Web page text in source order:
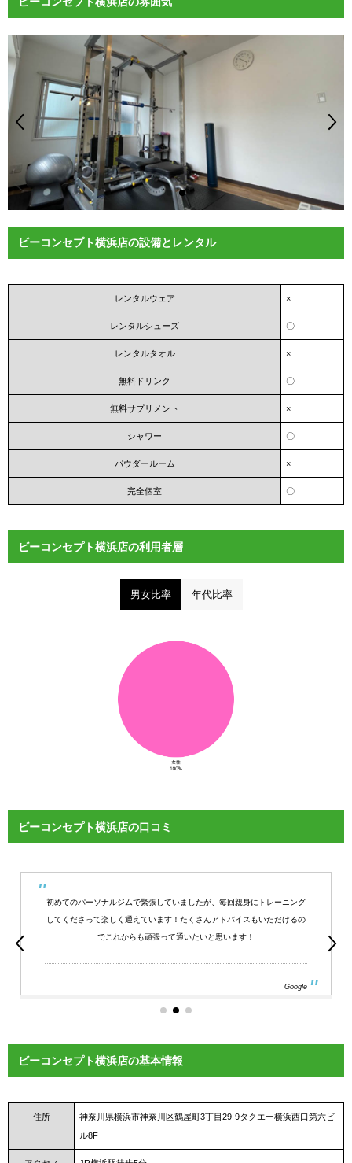
ビーコンセプト横浜店の設備とレンタル
レンタルウェア ×
レンタルシューズ 〇
レンタルタオル ×
無料ドリンク 〇
無料サプリメント ×
シャワー 〇
パウダールーム ×
完全個室 〇
ビーコンセプト横浜店の利用者層
男女比率 年代比率
ビーコンセプト横浜店の口コミ
初めてのパーソナルジムで緊張していましたが、毎回親身にトレーニング
してくださって楽しく通えています！たくさんアドバイスもいただけるの
でこれからも頑張って通いたいと思います！
Google
ビーコンセプト横浜店の基本情報
住所
神奈川県横浜市神奈川区鶴屋町3丁目29-9タクエー横浜西口第六ビ
ル8F